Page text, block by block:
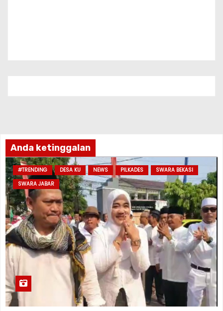
Anda ketinggalan
#TRENDING DESA KU NEWS PILKADES
SWARA BEKASI
SWARA JABAR